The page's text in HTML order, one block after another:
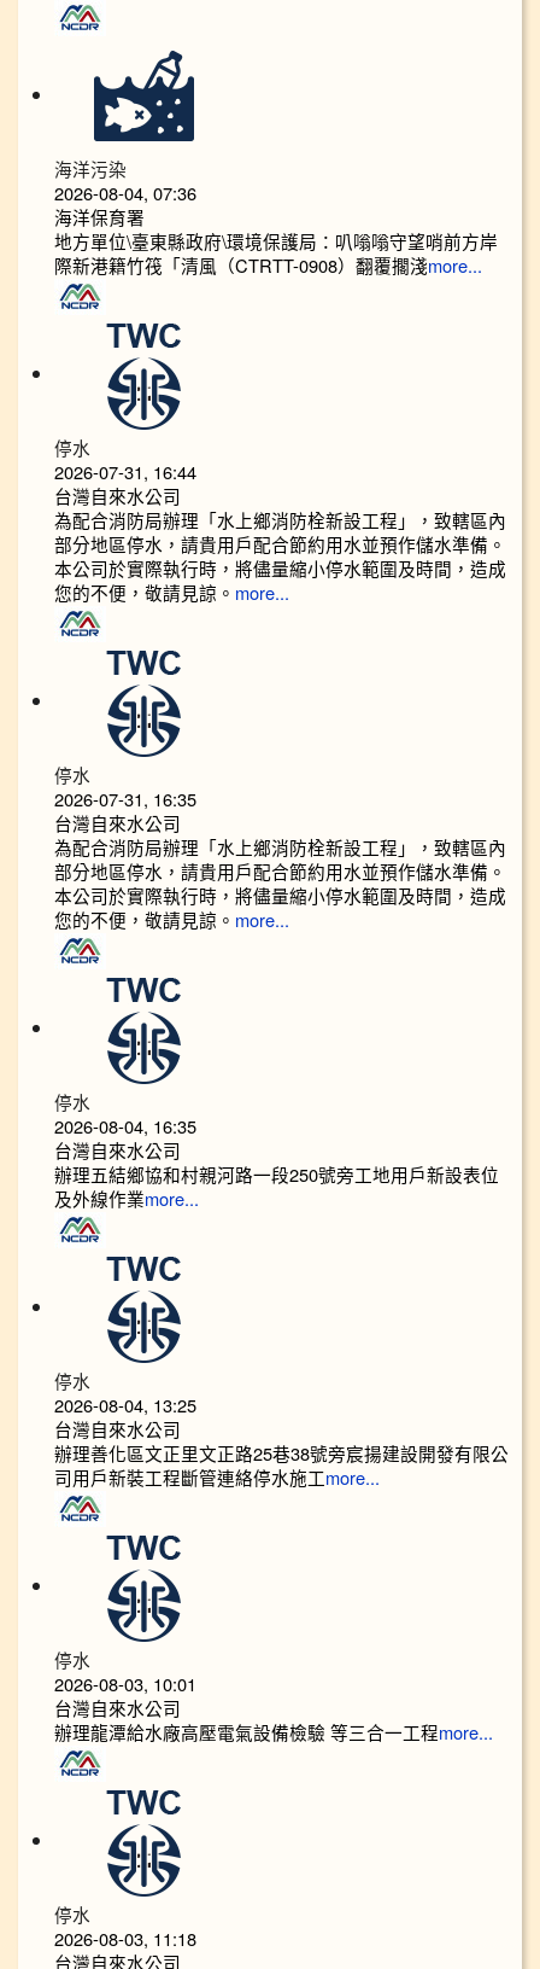
海洋污染
2026-08-04, 07:36
海洋保育署
地方單位\臺東縣政府\環境保護局：叭嗡嗡守望哨前方岸
際新港籍竹筏「清風（CTRTT-0908）翻覆擱淺more...
停水
2026-07-31, 16:44
台灣自來水公司
為配合消防局辦理「水上鄉消防栓新設工程」，致轄區內
部分地區停水，請貴用戶配合節約用水並預作儲水準備。
本公司於實際執行時，將儘量縮小停水範圍及時間，造成
您的不便，敬請見諒。 more...
停水
2026-07-31, 16:35
台灣自來水公司
為配合消防局辦理「水上鄉消防栓新設工程」，致轄區內
部分地區停水，請貴用戶配合節約用水並預作儲水準備。
本公司於實際執行時，將儘量縮小停水範圍及時間，造成
您的不便，敬請見諒。 more...
停水
2026-08-04, 16:35
台灣自來水公司
辦理五結鄉協和村親河路一段250號旁工地用戶新設表位
及外線作業more...
停水
2026-08-04, 13:25
台灣自來水公司
辦理善化區文正里文正路25巷38號旁宸揚建設開發有限公
司用戶新裝工程斷管連絡停水施工more...
停水
2026-08-03, 10:01
台灣自來水公司
辦理龍潭給水廠高壓電氣設備檢驗 等三合一工程more...
停水
2026-08-03, 11:18
台灣自來水公司